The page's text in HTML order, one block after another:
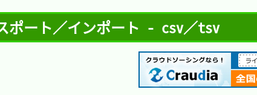
ポート／インポート - csv／tsv